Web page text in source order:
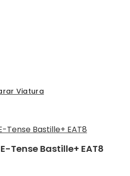
Viatura
Tense Bastille+ EAT8